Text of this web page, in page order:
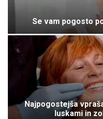
Se vam pogosto
Najpogostejša
luskami in